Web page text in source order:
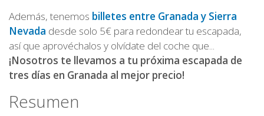
Además, tenemos billetes entre Granada y Sierra
Nevada desde solo 5€ para redondear tu escapada,
así que aprovéchalos y olvídate del coche que...
¡Nosotros te llevamos a tu próxima escapada de
tres días en Granada al mejor precio!
Resumen